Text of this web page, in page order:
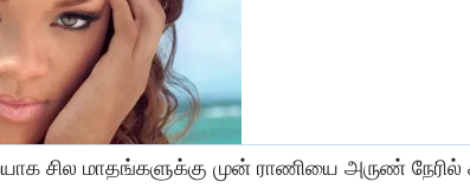
சில மாதங்களுக்கு முன் ராணியை அருண் நேரில்